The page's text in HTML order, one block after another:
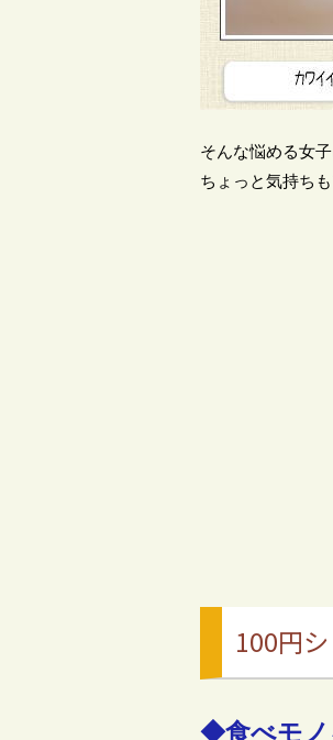
そんな悩める女
ちょっと気持ち
100円
◆食べモノ